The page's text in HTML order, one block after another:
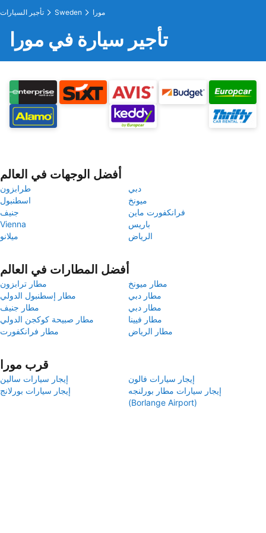
تأجير السيارات Sweden مورا
تأجير سيارة في مورا
أفضل الوجهات في العالم
طرابزون
دبي
اسطنبول
ميونخ
جنيف
فرانكفورت ماين
Vienna
باريس
ميلانو
الرياض
أفضل المطارات في العالم
مطار ترابزون
مطار ميونخ
مطار إسطنبول الدولي
مطار دبي
مطار جنيف
مطار دبي
مطار صبيحة كوكجن الدولي
مطار فيينا
مطار فرانكفورت
مطار الرياض
قرب مورا
إيجار سيارات سالين
إيجار سيارات فالون
إيجار سيارات بورلانج
إيجار سيارات مطار بورلنجه
(Borlange Airport)